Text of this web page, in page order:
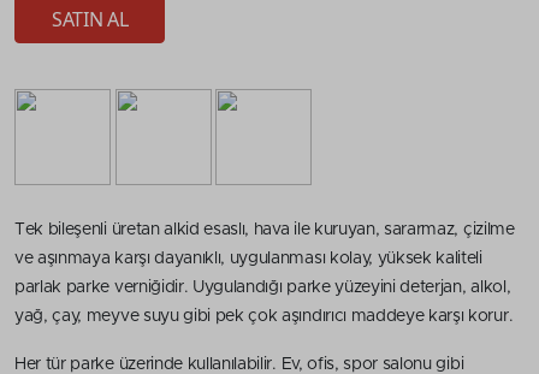
SATIN AL
Tek bileşenli üretan alkid esaslı, hava ile kuruyan, sararmaz, çizilme
ve aşınmaya karşı dayanıklı, uygulanması kolay, yüksek kaliteli
parlak parke verniğidir. Uygulandığı parke yüzeyini deterjan, alkol,
yağ, çay, meyve suyu gibi pek çok aşındırıcı maddeye karşı korur.
Her tür parke üzerinde kullanılabilir. Ev, ofis, spor salonu gibi